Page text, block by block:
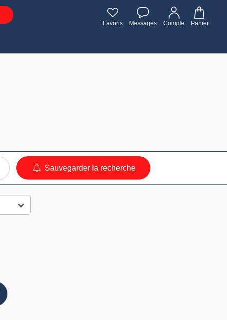
Favoris Messages Compte Panier
Sauvegarder la recherche